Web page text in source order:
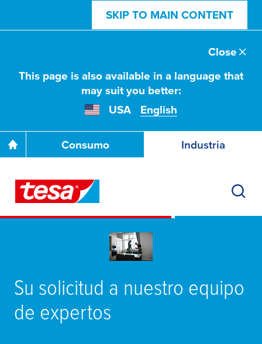
SKIP TO MAIN CONTENT
This page is also available in a language that
may suit you better:
USA
English
Close
Consumo Industria
Su solicitud a nuestro equipo
de expertos